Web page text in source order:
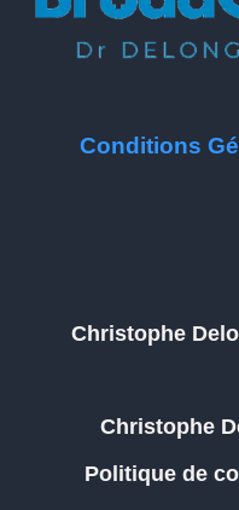
Conditions
Christophe
Christophe
Politique de